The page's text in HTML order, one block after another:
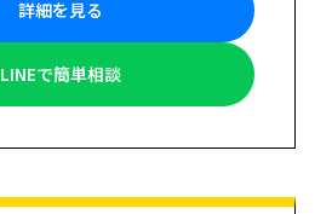
詳細を見る
LINEで簡単相談